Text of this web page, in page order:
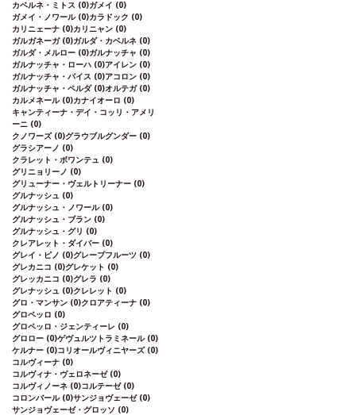
カベルネ・ミトス (0)ガメイ (0)
ガメイ・ノワール (0)カラドック (0)
カリニェーナ (0)カリニャン (0)
ガルガネーガ (0)ガルダ・カベルネ (0)
ガルダ・メルロー (0)ガルナッチャ (0)
ガルナッチャ・ローハ (0)アイレン (0)
ガルナッチャ・パイス (0)アコロン (0)
ガルナッチャ・ペルダ (0)オルテガ (0)
カルメネール (0)カナイオーロ (0)
キャンティーナ・デイ・コッリ・アメリ
ーニ (0)
クノワーズ (0)グラウブルグンダー (0)
グラシアーノ (0)
クラレット・ボワンテュ (0)
グリニョリーノ (0)
グリューナー・ヴェルトリーナー (0)
グルナッシュ (0)
グルナッシュ・ノワール (0)
グルナッシュ・ブラン (0)
グルナッシュ・グリ (0)
クレアレット・ダイバー (0)
グレイ・ピノ (0)グレープフルーツ (0)
グレカニコ (0)グレケット (0)
グレッカニコ (0)グレラ (0)
グレナッシュ (0)クレレット (0)
グロ・マンサン (0)クロアティーナ (0)
グロペッロ (0)
グロペッロ・ジェンティーレ (0)
グロロー (0)ゲヴュルツトラミネール (0)
ケルナー (0)コリオールヴィニヤーズ (0)
コルヴィーナ (0)
コルヴィナ・ヴェロネーゼ (0)
コルヴィノーネ (0)コルテーゼ (0)
コロンバール (0)サンジョヴェーゼ (0)
サンジョヴェーゼ・グロッソ (0)